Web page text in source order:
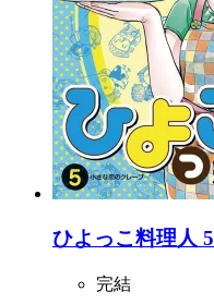
ひよっこ料理人 5
完結